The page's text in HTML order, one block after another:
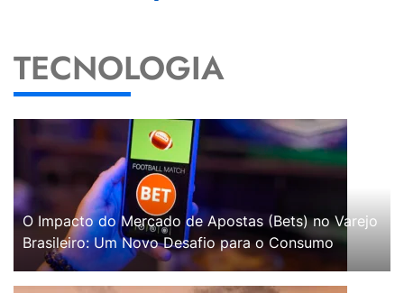
TECNOLOGIA
O Impacto do Mercado de Apostas (Bets) no Varejo
Brasileiro: Um Novo Desafio para o Consumo